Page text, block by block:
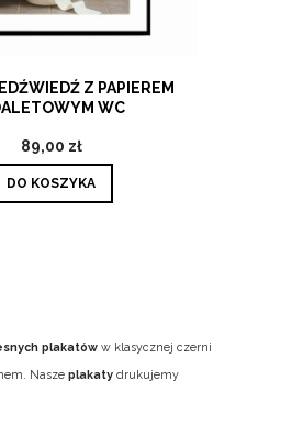
Z PAPIEREM
WC
89,00 zł
DO KOSZYKA
plakatów w klasycznej czerni
Nasze plakaty drukujemy